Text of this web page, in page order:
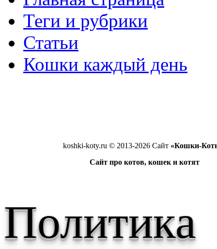
Main
Теги и рубрики
Статьи
Кошки каждый день
koshki-koty.ru © 2013-2026 Сайт «Кошки-
Сайт про котов, кошек и котят
Политика